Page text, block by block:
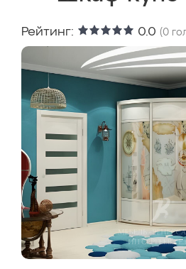
Рейтинг: 0.0 (0